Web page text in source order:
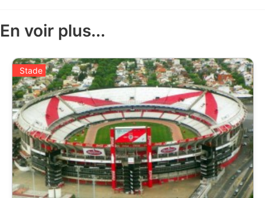
En voir plus...
Stade